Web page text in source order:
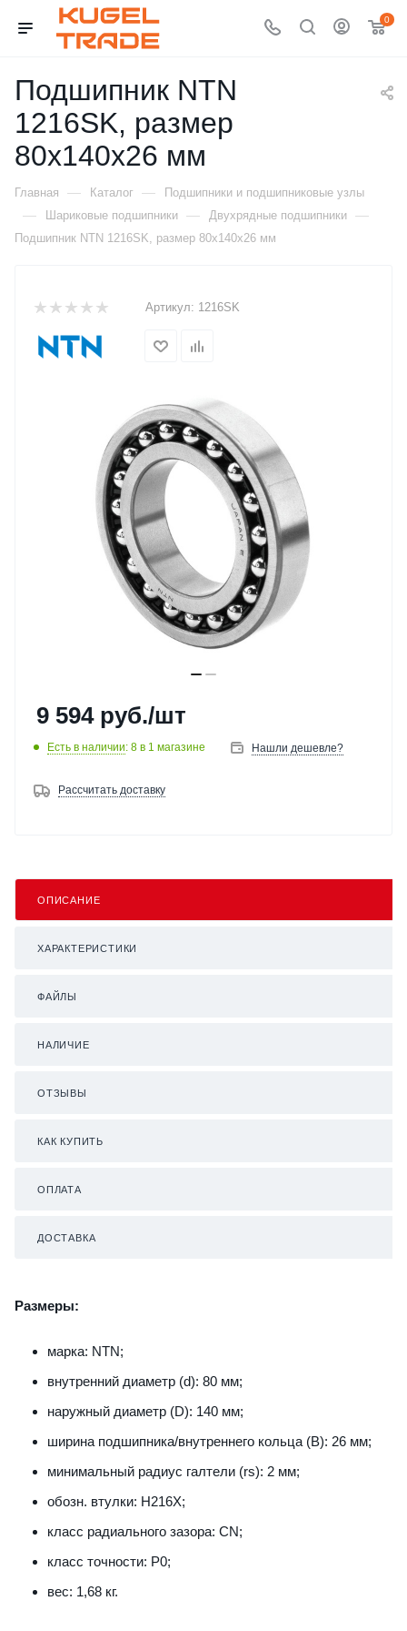
0
Подшипник NTN
1216SK, размер
80x140x26 мм
Главная — Каталог — Подшипники и подшипниковые узлы
— Шариковые подшипники — Двухрядные подшипники —
Подшипник NTN 1216SK, размер 80x140x26 мм
Артикул: 1216SK
9 594руб./шт
Есть в наличии: 8 в 1 магазине Нашли дешевле?
Рассчитать доставку
ОПИСАНИЕ
ХАРАКТЕРИСТИКИ
ФАЙЛЫ
НАЛИЧИЕ
ОТЗЫВЫ
КАК КУПИТЬ
ОПЛАТА
ДОСТАВКА
Размеры:
марка: NTN;
внутренний диаметр (d): 80 мм;
наружный диаметр (D): 140 мм;
ширина подшипника/внутреннего кольца (B): 26 мм;
минимальный радиус галтели (rs): 2 мм;
обозн. втулки: H216X;
класс радиального зазора: CN;
класс точности: P0;
вес: 1,68 кг.